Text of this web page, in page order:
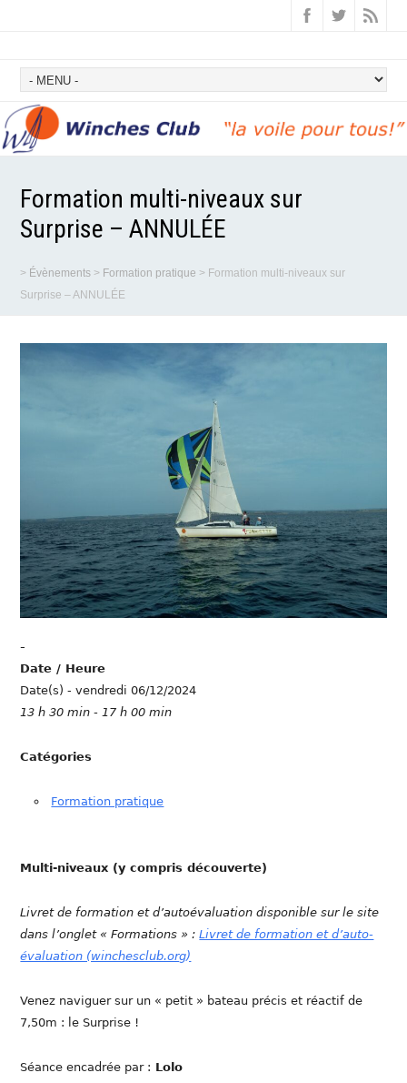
Formation multi-niveaux sur
Surprise – ANNULÉE
> Évènements > Formation pratique > Formation multi-niveaux sur
Surprise – ANNULÉE
-
Date / Heure
Date(s) - vendredi 06/12/2024
13 h 30 min - 17 h 00 min
Catégories
Formation pratique
Multi-niveaux (y compris découverte)
Livret de formation et d’autoévaluation disponible sur le site
dans l’onglet « Formations » :Livret de formation et d’auto-
évaluation (winchesclub.org)
Venez naviguer sur un « petit » bateau précis et réactif de
7,50m : le Surprise !
Séance encadrée par : Lolo